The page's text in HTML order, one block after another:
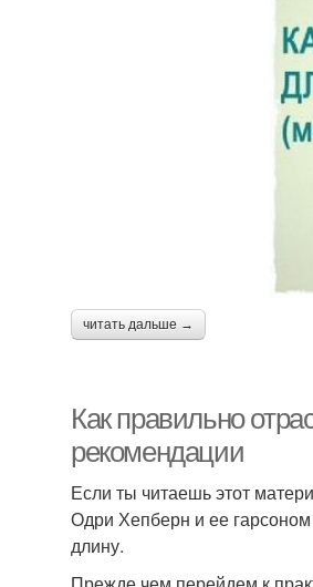
читать дальше →
Как правильно
рекомендации
Если ты читаешь этот
Одри Хепберн и ее
длину.